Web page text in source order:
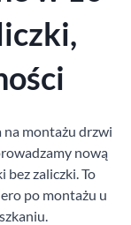
na montażu drzwi
nową
zaliczki. To
po montażu u